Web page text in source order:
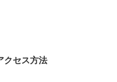
クセス方法